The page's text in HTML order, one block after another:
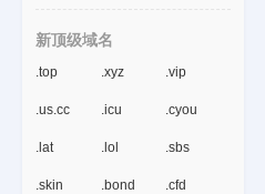
新顶级域名
.top .xyz .vip
.us.cc .icu .cyou
.lat .lol .sbs
.skin .bond .cfd